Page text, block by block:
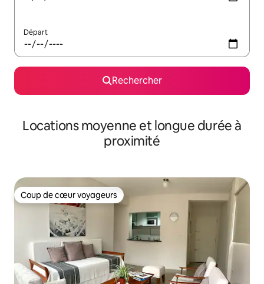
Départ
Rechercher
Locations moyenne et longue durée à
proximité
Coup de cœur voyageurs
Coup de cœur voyageurs